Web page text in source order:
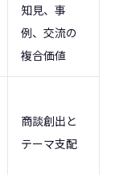
知見、事
例、交流の
複合価値
商談創出と
テーマ支配